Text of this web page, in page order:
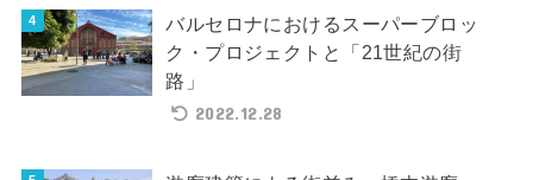
バルセロナにおけるスーパーブロッ
ク・プロジェクトと「21世紀の街
路」
2022.12.28